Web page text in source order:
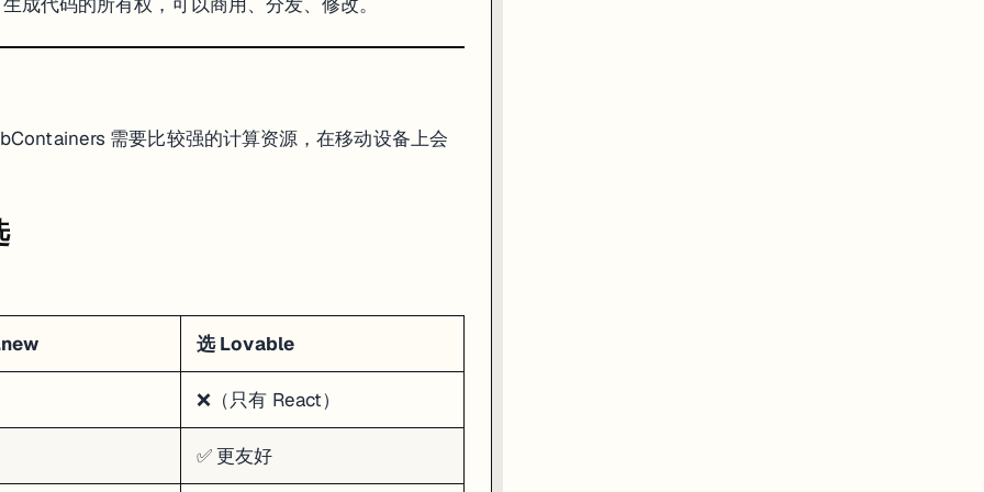
需要比较强的计算资源，在移动设备上会
选 Lovable
❌（只有 React）
✅ 更友好